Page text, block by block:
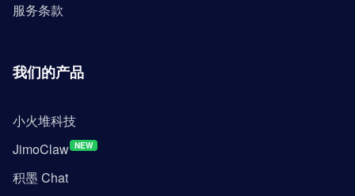
服务条款
我们的产品
小火堆科技
JimoClaw NEW
积墨 Chat